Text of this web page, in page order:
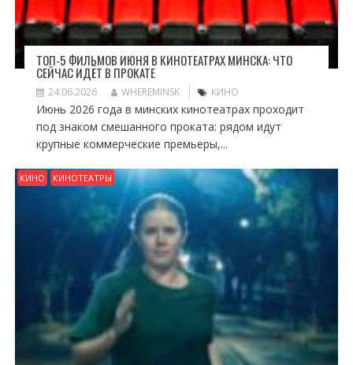
ТОП-5 ФИЛЬМОВ ИЮНЯ В КИНОТЕАТРАХ МИНСКА: ЧТО
СЕЙЧАС ИДЁТ В ПРОКАТЕ
24.06.2026 WHEREMINSK КИНО
Июнь 2026 года в минских кинотеатрах проходит
под знаком смешанного проката: рядом идут
крупные коммерческие премьеры,...
КИНО КИНОТЕАТРЫ